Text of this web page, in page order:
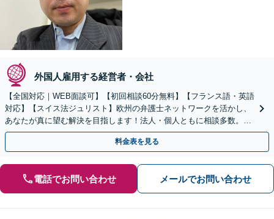
外国人雇用する経営者・会社
【全国対応｜WEB面談可】【初回相談60分無料】【フランス語・英語
対応】【スイス法ジュリスト】欧州の弁護士ネットワークを活かし、
あなたが真に望む解決を目指します！法人・個人ともに相談多数。細
やかな連絡と粘り強い交渉を徹底【休日・夜間相談可】
料金表を見る
電話でお問い合わせ メールでお問い合わせ